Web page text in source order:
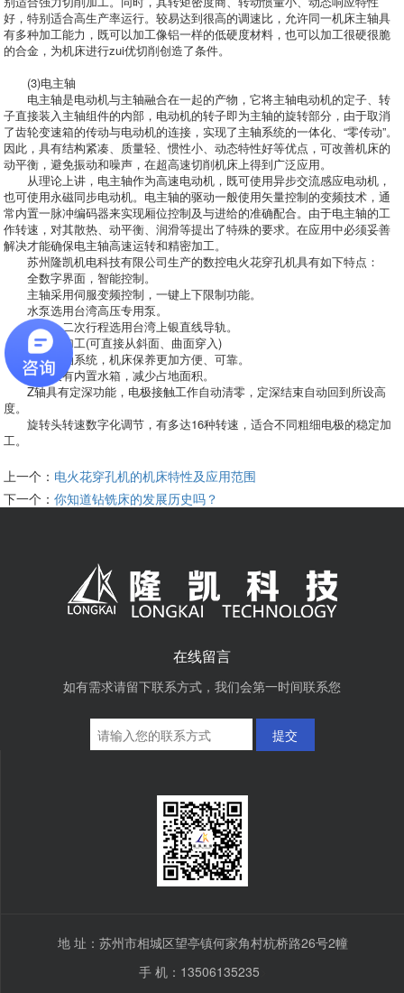
好，特别适合高生产率运行。较易达到很高的调速比，允许同一机床主轴具
有多种加工能力，既可以加工像铝一样的低硬度材料，也可以加工很硬很脆
的合金，为机床进行zui优切削创造了条件。
(3)电主轴
电主轴是电动机与主轴融合在一起的产物，它将主轴电动机的定子、转
子直接装入主轴组件的内部，电动机的转子即为主轴的旋转部分，由于取消
了齿轮变速箱的传动与电动机的连接，实现了主轴系统的一体化、“零传动”。
因此，具有结构紧凑、质量轻、惯性小、动态特性好等优点，可改善机床的
动平衡，避免振动和噪声，在超高速切削机床上得到广泛应用。
从理论上讲，电主轴作为高速电动机，既可使用异步交流感应电动机，
也可使用永磁同步电动机。电主轴的驱动一般使用矢量控制的变频技术，通
常内置一脉冲编码器来实现厢位控制及与进给的准确配合。由于电主轴的工
作转速，对其散热、动平衡、润滑等提出了特殊的要求。在应用中必须妥善
解决才能确保电主轴高速运转和精密加工。
苏州隆凯机电科技有限公司生产的数控电火花穿孔机具有如下特点：
全数字界面，智能控制。
主轴采用伺服变频控制，一键上下限制功能。
水泵选用台湾高压专用泵。
主轴、二次行程选用台湾上银直线导轨。
一键式加工(可直接从斜面、曲面穿入)
集中供油系统，机床保养更加方便、可靠。
机床设有内置水箱，减少占地面积。
Z轴具有定深功能，电极接触工作自动清零，定深结束自动回到所设高
度。
旋转头转速数字化调节，有多达16种转速，适合不同粗细电极的稳定加
工。
上一个： 电火花穿孔机的机床特性及应用范围
下一个：你知道钻铣床的发展历史吗？
在线留言
如有需求请留下联系方式，我们会第一时间联系您
提交
地 址：苏州市相城区望亭镇何家角村杭桥路26号2幢
手 机：13506135235